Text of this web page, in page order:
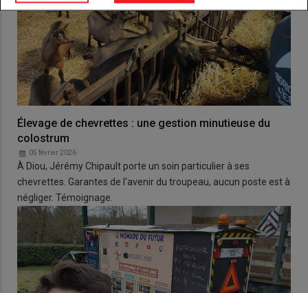
Élevage de chevrettes : une gestion minutieuse du
colostrum
05 février 2026
À Diou, Jérémy Chipault porte un soin particulier à ses
chevrettes. Garantes de l'avenir du troupeau, aucun poste est à
négliger. Témoignage.